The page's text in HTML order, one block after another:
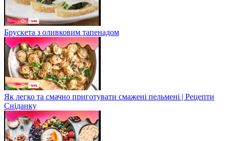
Брускета з оливковим тапенадом
Як легко та смачно приготувати смажені пельмені | Рецепти
Сніданку